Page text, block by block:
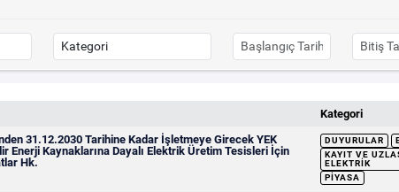
Kategori
31.12.2030 Tarihine Kadar İşletmeye Girecek YEK
Enerji Kaynaklarına Dayalı Elektrik Üretim Tesisleri İçin
Hk.
DUYURULAR
KAYIT VE
ELEKTRIK
PIYASA